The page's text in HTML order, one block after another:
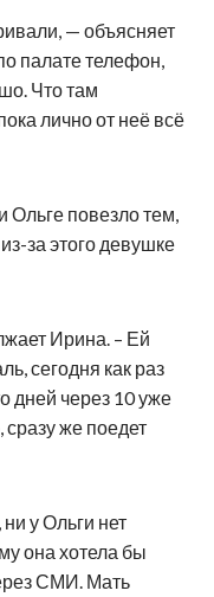
— объясняет
палате телефон,
Что там
лично от неё всё
Ольге повезло тем,
за этого девушке
Ирина. – Ей
сегодня как раз
дней через 10 уже
сразу же поедет
у Ольги нет
она хотела бы
СМИ. Мать